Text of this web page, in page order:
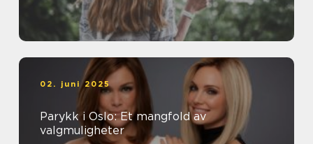
02. juni 2025
Parykk i Oslo: Et mangfold av
valgmuligheter